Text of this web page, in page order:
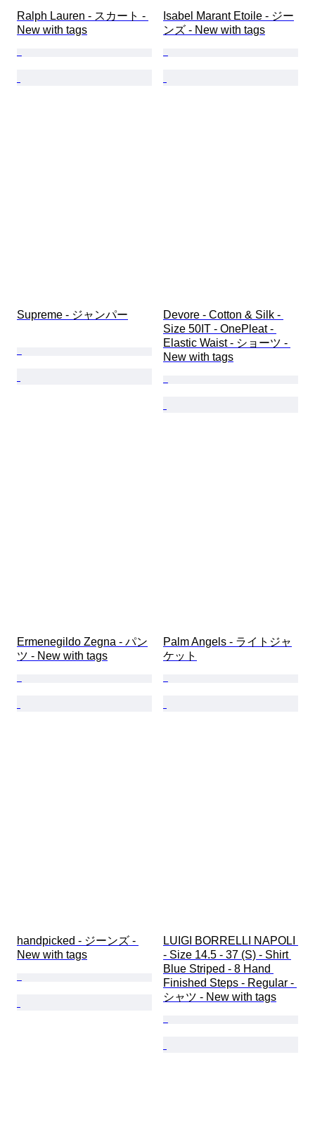
Ralph Lauren - スカート -
New with tags
Isabel Marant Etoile - ジー
ンズ - New with tags
Supreme - ジャンパー
Devore - Cotton & Silk -
Size 50IT - OnePleat -
Elastic Waist - ショーツ -
New with tags
Ermenegildo Zegna - パン
ツ - New with tags
Palm Angels - ライトジャ
ケット
handpicked - ジーンズ -
New with tags
LUIGI BORRELLI NAPOLI
- Size 14.5 - 37 (S) - Shirt
Blue Striped - 8 Hand
Finished Steps - Regular -
シャツ - New with tags